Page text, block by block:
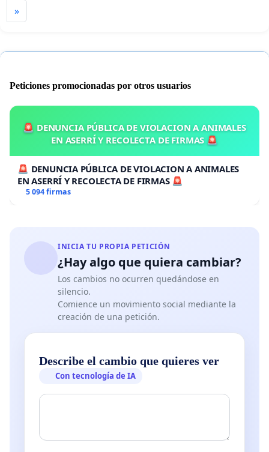
»
Peticiones promocionadas por otros usuarios
🚨 DENUNCIA PÚBLICA DE VIOLACION A ANIMALES
EN ASERRÍ Y RECOLECTA DE FIRMAS 🚨
🚨 DENUNCIA PÚBLICA DE VIOLACION A ANIMALES
EN ASERRÍ Y RECOLECTA DE FIRMAS 🚨
5 094 firmas
INICIA TU PROPIA PETICIÓN
¿Hay algo que quiera cambiar?
Los cambios no ocurren quedándose en
silencio.
Comience un movimiento social mediante la
creación de una petición.
Describe el cambio que quieres ver
Con tecnología de IA